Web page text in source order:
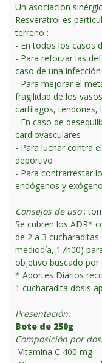
Un asociación
Resveratrol es
terreno :
- En todos los casos
- Para reforzar las
caso de una infección
- Para mejorar el
fragilidad de los
cartílagos, tendones,
- En caso de
cardiovasculares
- Para luchar contra
deportivo
- Para contrarrestar
endógenos y
Consejos de uso:
Se cubren los ADR*
de 2 a 3
mediodía, 17h00)
objetivo buscado por
* Aportes Diarios
1 cucharadita dosis
Presentación:
Bote de 250g
Composición por
-Vitamina C 400 mg